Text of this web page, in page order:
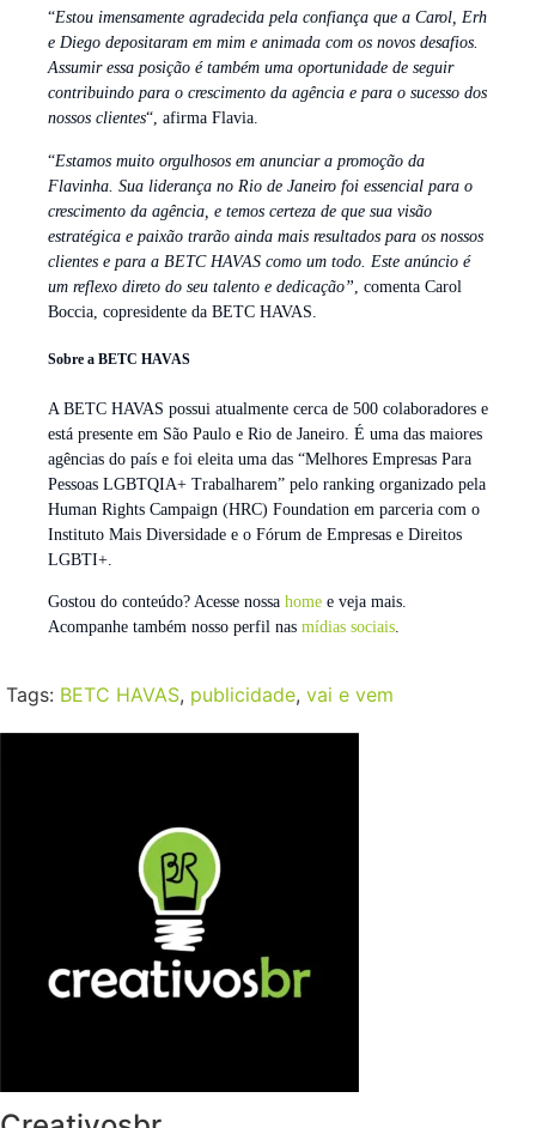
“Estou imensamente agradecida pela confiança que a Carol, Erh
e Diego depositaram em mim e animada com os novos desafios.
Assumir essa posição é também uma oportunidade de seguir
contribuindo para o crescimento da agência e para o sucesso dos
nossos clientes“, afirma Flavia.
“Estamos muito orgulhosos em anunciar a promoção da
Flavinha. Sua liderança no Rio de Janeiro foi essencial para o
crescimento da agência, e temos certeza de que sua visão
estratégica e paixão trarão ainda mais resultados para os nossos
clientes e para a BETC HAVAS como um todo. Este anúncio é
um reflexo direto do seu talento e dedicação” , comenta Carol
Boccia, copresidente da BETC HAVAS.
Sobre a BETC HAVAS
A BETC HAVAS possui atualmente cerca de 500 colaboradores e
está presente em São Paulo e Rio de Janeiro. É uma das maiores
agências do país e foi eleita uma das “Melhores Empresas Para
Pessoas LGBTQIA+ Trabalharem” pelo ranking organizado pela
Human Rights Campaign (HRC) Foundation em parceria com o
Instituto Mais Diversidade e o Fórum de Empresas e Direitos
LGBTI+.
Gostou do conteúdo? Acesse nossa home e veja mais.
Acompanhe também nosso perfil nas mídias sociais.
Tags: BETC HAVAS, publicidade, vai e vem